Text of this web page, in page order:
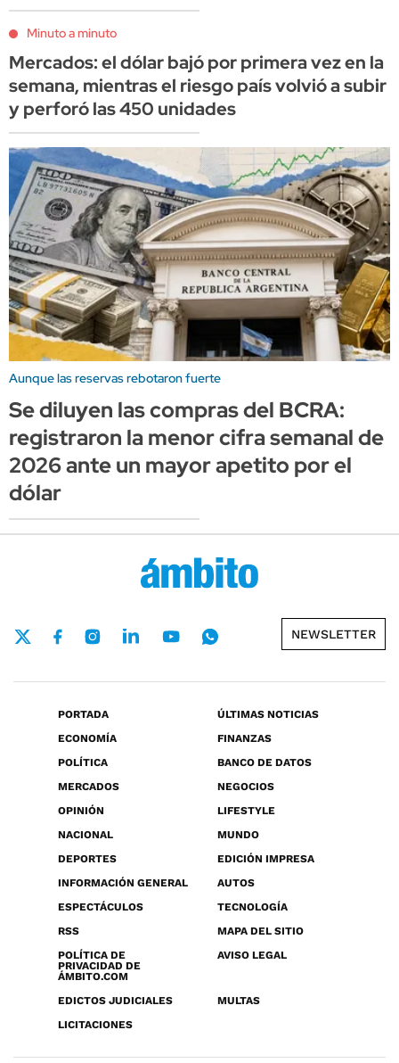
Minuto a minuto
Mercados: el dólar bajó por primera vez en la
semana, mientras el riesgo país volvió a subir
y perforó las 450 unidades
Aunque las reservas rebotaron fuerte
Se diluyen las compras del BCRA:
registraron la menor cifra semanal de
2026 ante un mayor apetito por el
dólar
NEWSLETTER
PORTADA
ÚLTIMAS NOTICIAS
ECONOMÍA
FINANZAS
POLÍTICA
BANCO DE DATOS
MERCADOS
NEGOCIOS
OPINIÓN
LIFESTYLE
NACIONAL
MUNDO
DEPORTES
EDICIÓN IMPRESA
INFORMACIÓN GENERAL
AUTOS
ESPECTÁCULOS
TECNOLOGÍA
RSS
MAPA DEL SITIO
POLÍTICA DE
PRIVACIDAD DE
ÁMBITO.COM
AVISO LEGAL
EDICTOS JUDICIALES
MULTAS
LICITACIONES